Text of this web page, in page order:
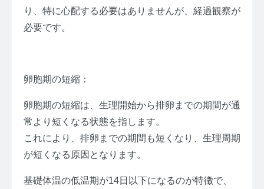
り、特に心配する必要はありませんが、経過観察が
必要です。
卵胞期の短縮：
卵胞期の短縮は、生理開始から排卵までの期間が通
常より短くなる状態を指します。
これにより、排卵までの期間も短くなり、生理周期
が短くなる原因となります。
基礎体温の低温期が14日以下になるのが特徴で、